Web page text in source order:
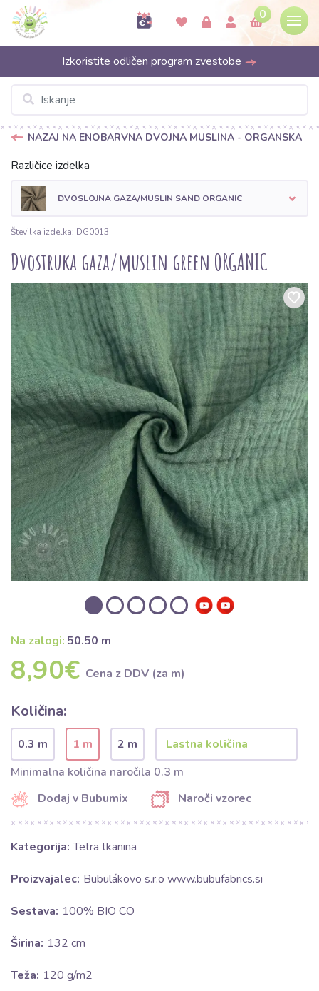
0
Izkoristite odličen program zvestobe
NAZAJ NA ENOBARVNA DVOJNA MUSLINA - ORGANSKA
Različice izdelka
DVOSLOJNA GAZA/MUSLIN SAND ORGANIC
Številka izdelka: DG0013
Dvostruka gaza/muslin green ORGANIC
Na zalogi: 50.50 m
8,90€ Cena z DDV (za m)
Količina:
0.3 m 1 m
2 m
Minimalna količina naročila 0.3 m
Dodaj v Bubumix
Naroči vzorec
Kategorija: Tetra tkanina
Proizvajalec: Bubulákovo s.r.o www.bubufabrics.si
Sestava: 100% BIO CO
Širina: 132 cm
Teža: 120 g/m2